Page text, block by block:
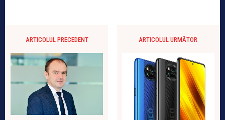
ARTICOLUL PRECEDENT ARTICOLUL URMĂTOR